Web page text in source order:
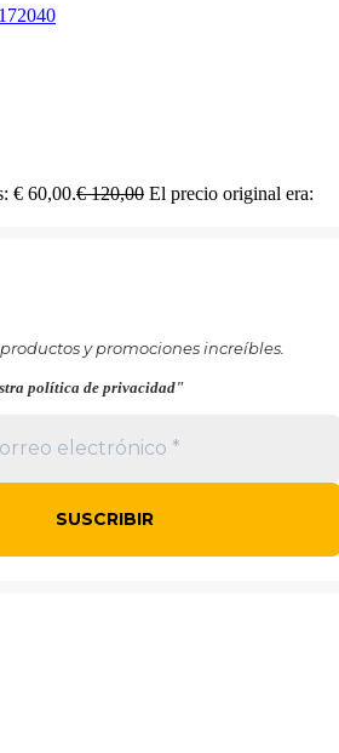
€ 60,00.€120,00 El precio original era:
y promociones increíbles.
política de privacidad"